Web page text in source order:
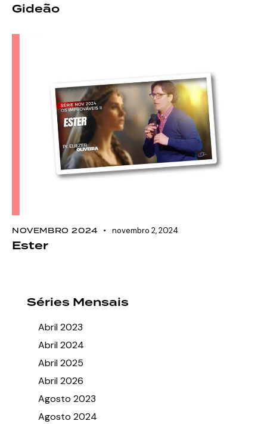
Gideão
NOVEMBRO 2024 novembro 2, 2024
Ester
Séries Mensais
Abril 2023
Abril 2024
Abril 2025
Abril 2026
Agosto 2023
Agosto 2024